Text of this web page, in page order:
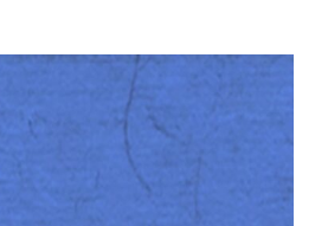
HÜSEYNDƏN
UĞUR:
EŞİT” FİLM
5, 2026